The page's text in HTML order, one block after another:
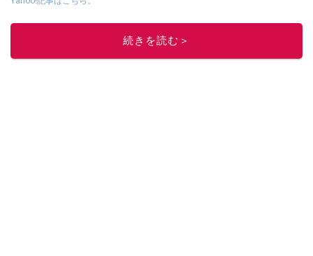
このイチオシストの他の記事を読む
続きを読む＞